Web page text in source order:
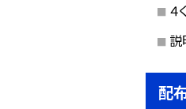
４
説
配